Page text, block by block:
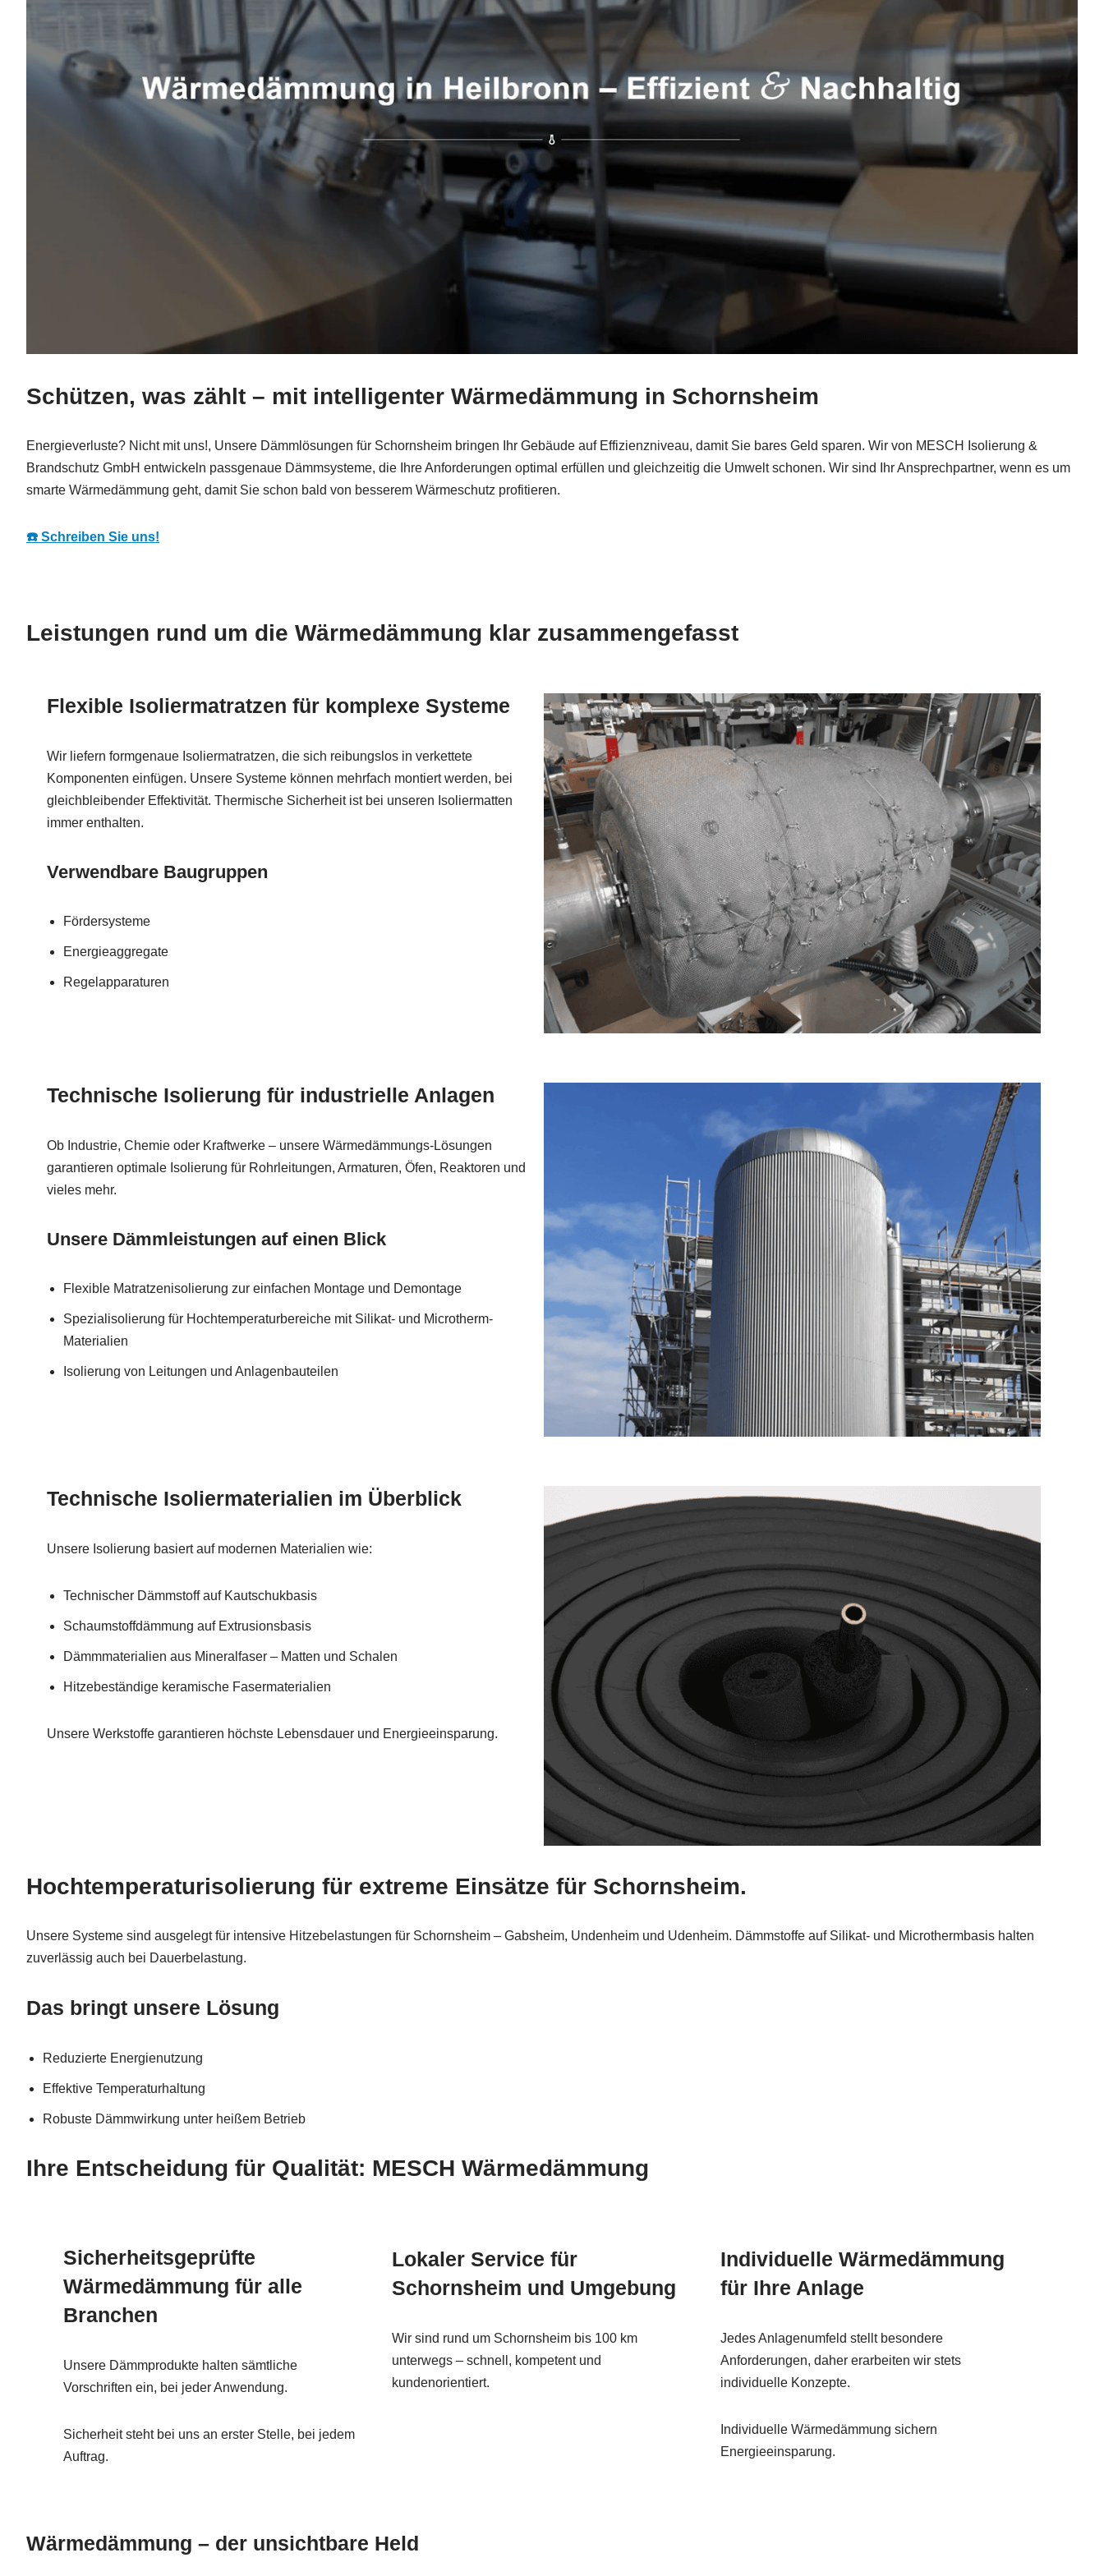
Schützen, was zählt – mit intelligenter Wärmedämmung in Schornsheim
Energieverluste? Nicht mit uns!, Unsere Dämmlösungen für Schornsheim bringen Ihr Gebäude auf Effizienzniveau, damit Sie bares Geld sparen. Wir von MESCH Isolierung &
Brandschutz GmbH entwickeln passgenaue Dämmsysteme, die Ihre Anforderungen optimal erfüllen und gleichzeitig die Umwelt schonen. Wir sind Ihr Ansprechpartner, wenn es um
smarte Wärmedämmung geht, damit Sie schon bald von besserem Wärmeschutz profitieren.
☎️ Schreiben Sie uns!
Leistungen rund um die Wärmedämmung klar zusammengefasst
Flexible Isoliermatratzen für komplexe Systeme
Wir liefern formgenaue Isoliermatratzen, die sich reibungslos in verkettete
Komponenten einfügen. Unsere Systeme können mehrfach montiert werden, bei
gleichbleibender Effektivität. Thermische Sicherheit ist bei unseren Isoliermatten
immer enthalten.
Verwendbare Baugruppen
Fördersysteme
Energieaggregate
Regelapparaturen
Technische Isolierung für industrielle Anlagen
Ob Industrie, Chemie oder Kraftwerke – unsere Wärmedämmungs-Lösungen
garantieren optimale Isolierung für Rohrleitungen, Armaturen, Öfen, Reaktoren und
vieles mehr.
Unsere Dämmleistungen auf einen Blick
Flexible Matratzenisolierung zur einfachen Montage und Demontage
Spezialisolierung für Hochtemperaturbereiche mit Silikat- und Microtherm-
Materialien
Isolierung von Leitungen und Anlagenbauteilen
Technische Isoliermaterialien im Überblick
Unsere Isolierung basiert auf modernen Materialien wie:
Technischer Dämmstoff auf Kautschukbasis
Schaumstoffdämmung auf Extrusionsbasis
Dämmmaterialien aus Mineralfaser – Matten und Schalen
Hitzebeständige keramische Fasermaterialien
Unsere Werkstoffe garantieren höchste Lebensdauer und Energieeinsparung.
Hochtemperaturisolierung für extreme Einsätze für Schornsheim.
Unsere Systeme sind ausgelegt für intensive Hitzebelastungen für Schornsheim – Gabsheim, Undenheim und Udenheim. Dämmstoffe auf Silikat- und Microthermbasis halten
zuverlässig auch bei Dauerbelastung.
Das bringt unsere Lösung
Reduzierte Energienutzung
Effektive Temperaturhaltung
Robuste Dämmwirkung unter heißem Betrieb
Ihre Entscheidung für Qualität: MESCH Wärmedämmung
Sicherheitsgeprüfte
Wärmedämmung für alle
Branchen
Unsere Dämmprodukte halten sämtliche
Vorschriften ein, bei jeder Anwendung.
Sicherheit steht bei uns an erster Stelle, bei jedem
Auftrag.
Lokaler Service für
Schornsheim und Umgebung
Wir sind rund um Schornsheim bis 100 km
unterwegs – schnell, kompetent und
kundenorientiert.
Individuelle Wärmedämmung
für Ihre Anlage
Jedes Anlagenumfeld stellt besondere
Anforderungen, daher erarbeiten wir stets
individuelle Konzepte.
Individuelle Wärmedämmung sichern
Energieeinsparung.
Wärmedämmung – der unsichtbare Held